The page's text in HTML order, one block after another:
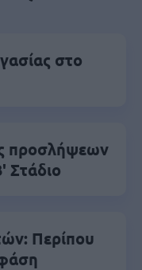
στο
προσλήψεων
Στάδιο
Περίπου